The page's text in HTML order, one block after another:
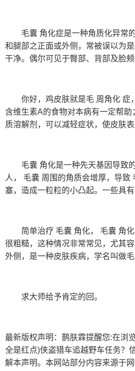
毛囊 角化症是一种角质化异常
和腿部之正面或外侧，常被误以为
干净。偶尔可见于臀部、背部及脸
你好，鸡皮肤就是毛 周角化 症
含维生素A的食物对本病有一定帮助
质溶解剂，可以减轻症状，使皮肤表
毛囊 角化是一种先天基因导致
人， 毛囊 周围的角质会增厚，导致
塞，造成一粒粒的小凸起。一些具
简单治疗 毛囊 角化， 毛囊 角
很粗糙，这种情况非常常见，尤其
外侧，是一种皮肤疾病，学名叫做
求大师给予肯定的回。
最新版权声明：鹊肤霖提醒您:在浏
全是红点)侠盗猎车追越野车任务？
解本声明。本网站部分内容来源于